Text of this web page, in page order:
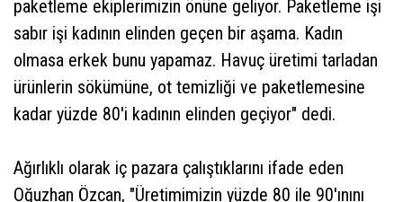
paketleme ekiplerimizin önüne geliyor. Paketleme işi
sabır işi kadının elinden geçen bir aşama. Kadın
olmasa erkek bunu yapamaz. Havuç üretimi tarladan
ürünlerin sökümüne, ot temizliği ve paketlemesine
kadar yüzde 80'i kadının elinden geçiyor" dedi.
Ağırlıklı olarak iç pazara çalıştıklarını ifade eden
Oğuzhan Özcan, "Üretimimizin yüzde 80 ile 90'ınını